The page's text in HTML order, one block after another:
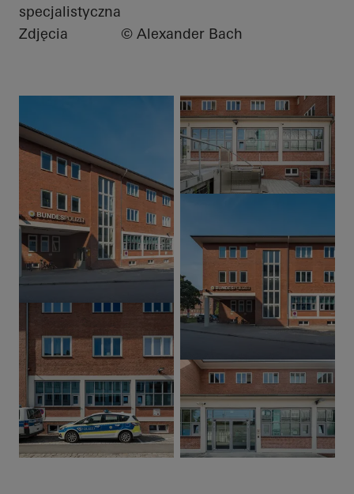
specjalistyczna
Zdjęcia © Alexander Bach